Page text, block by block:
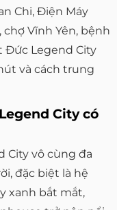
Chi, Điện Máy
Vĩnh Yên, bệnh
Đức Legend City
và cách trung
City có
City vô cùng đa
đặc biệt là hệ
xanh bắt mắt,